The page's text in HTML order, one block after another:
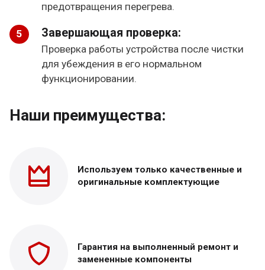
предотвращения перегрева.
Завершающая проверка:
Проверка работы устройства после чистки
для убеждения в его нормальном
функционировании.
Наши преимущества:
Используем только качественные и
оригинальные комплектующие
Гарантия на выполненный ремонт и
замененные компоненты